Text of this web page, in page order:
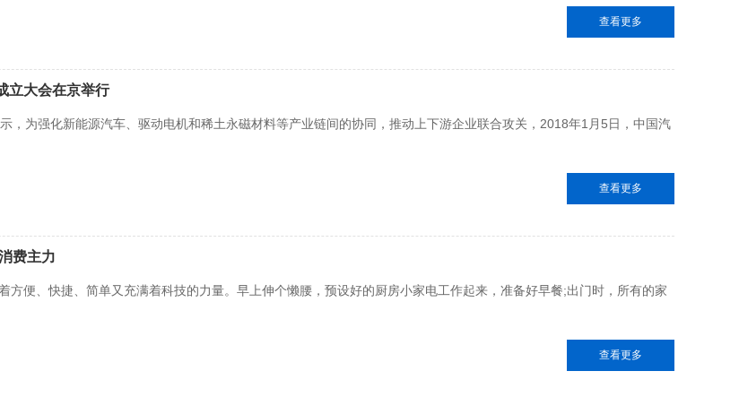
查看更多
立大会在京举行
，为强化新能源汽车、驱动电机和稀土永磁材料等产业链间的协同，推动上下游企业联合攻关，2018年1月5日，中国汽
查看更多
费主力
方便、快捷、简单又充满着科技的力量。早上伸个懒腰，预设好的厨房小家电工作起来，准备好早餐;出门时，所有的家
查看更多